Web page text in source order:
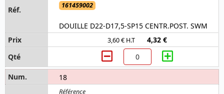
161459002
DOUILLE D22-D17,5-SP15 CENTR.POST. SWM
3,60 € H.T 4,32 €
18